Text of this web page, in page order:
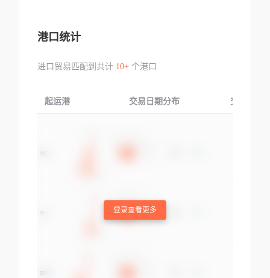
港口统计
进口贸易匹配到共计 10+个港口
起运港 交易日期分布 交易产品
登录查看更多